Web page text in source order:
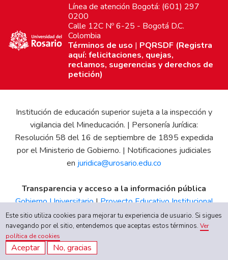
Línea de atención Bogotá: (601) 297
0200
Calle 12C Nº 6-25 - Bogotá D.C.
Colombia
Términos de uso | PQRSDF (Registra
aquí: felicitaciones, quejas,
reclamos, sugerencias y derechos de
petición)
Institución de educación superior sujeta a la inspección y
vigilancia del Mineducación. | Personería Jurídica:
Resolución 58 del 16 de septiembre de 1895 expedida
por el Ministerio de Gobierno. | Notificaciones judiciales
en juridica@urosario.edu.co
Transparencia y acceso a la información pública
Gobierno Universitario|Proyecto Educativo Institucional
|Informe de Gestión|Boletín Estadístico|Régimen
Tributario|Estados Financieros|Código de Ética|Canal
de Integridad UR
Este sitio utiliza cookies para mejorar tu experiencia de usuario. Si sigues
navegando por el sitio, entendemos que aceptas estos términos.Ver
política de cookies
Aceptar No, gracias